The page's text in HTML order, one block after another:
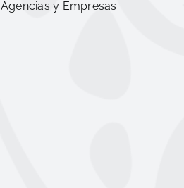
Agencias y Empresas